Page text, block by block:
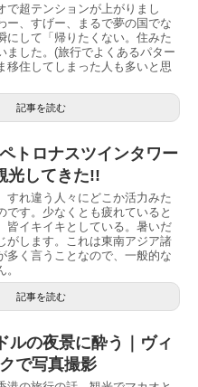
で超テンションが上がりまし
ー、すげー、まるで夢の国でな
にして「帰りたくない。住みた
ました。(旅行でよくあるパター
移住してしまった人も多いと思
記事を読む
トロナスツインタワー
光してきた!!
すれ違う人々にどこか活力みた
です。少なくとも疲れていると
皆イキイキとしている。暑いだ
がします。これは東南アジア諸
多く言うことなので、一般的な
記事を読む
ルの夜景に酔う｜ヴィ
で写真撮影